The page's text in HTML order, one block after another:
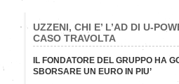
UZZENI, CHI E’ L’AD DI U-
CASO TRAVOLTA
IL FONDATORE DEL GRUPPO HA
SBORSARE UN EURO IN PIU’